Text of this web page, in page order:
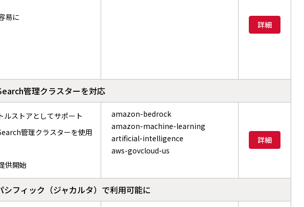
易に
詳細
管理クラスターを対応
ストアとしてサポート
管理クラスターを使用
供開始
amazon-bedrock
amazon-machine-learning
artificial-intelligence
aws-govcloud-us
詳細
フィック（ジャカルタ）で利用可能に